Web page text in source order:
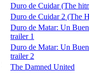
Duro de Cuidar (The
Duro de Cuidar 2 (The
Duro de Matar: Un
trailer 1
Duro de Matar: Un
trailer 2
The Damned United